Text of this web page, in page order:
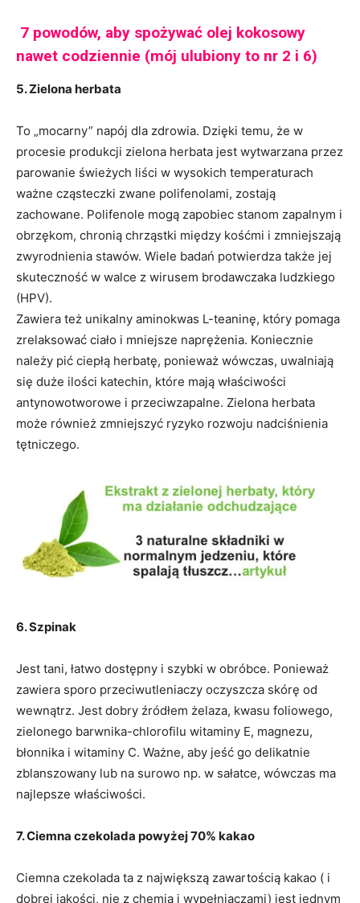
7 powodów, aby spożywać olej kokosowy
nawet codziennie (mój ulubiony to nr 2 i 6)
5. Zielona herbata
To „mocarny” napój dla zdrowia. Dzięki temu, że w
procesie produkcji zielona herbata jest wytwarzana przez
parowanie świeżych liści w wysokich temperaturach
ważne cząsteczki zwane polifenolami, zostają
zachowane. Polifenole mogą zapobiec stanom zapalnym i
obrzękom, chronią chrząstki między kośćmi i zmniejszają
zwyrodnienia stawów. Wiele badań potwierdza także jej
skuteczność w walce z wirusem brodawczaka ludzkiego
(HPV).
Zawiera też unikalny aminokwas L-teaninę, który pomaga
zrelaksować ciało i mniejsze naprężenia. Koniecznie
należy pić ciepłą herbatę, ponieważ wówczas, uwalniają
się duże ilości katechin, które mają właściwości
antynowotworowe i przeciwzapalne. Zielona herbata
może również zmniejszyć ryzyko rozwoju nadciśnienia
tętniczego.
6. Szpinak
Jest tani, łatwo dostępny i szybki w obróbce. Ponieważ
zawiera sporo przeciwutleniaczy oczyszcza skórę od
wewnątrz. Jest dobry źródłem żelaza, kwasu foliowego,
zielonego barwnika-chlorofilu witaminy E, magnezu,
błonnika i witaminy C. Ważne, aby jeść go delikatnie
zblanszowany lub na surowo np. w sałatce, wówczas ma
najlepsze właściwości.
7. Ciemna czekolada powyżej 70% kakao
Ciemna czekolada ta z największą zawartością kakao ( i
dobrej jakości, nie z chemią i wypełniaczami) jest jednym